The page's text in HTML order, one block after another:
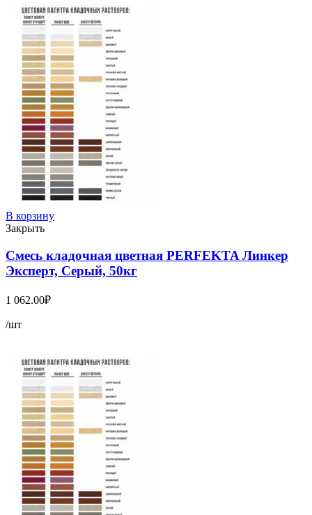
В корзину
Закрыть
Смесь кладочная цветная PERFEKTA Линкер
Эксперт, Серый, 50кг
1 062.00₽
/шт